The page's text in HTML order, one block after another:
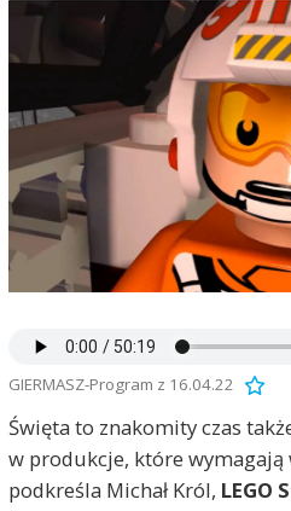
GIERMASZ-Program z 16.04.22
Święta to znakomity czas
w produkcje, które wymagają
podkreśla Michał Król, LEGO